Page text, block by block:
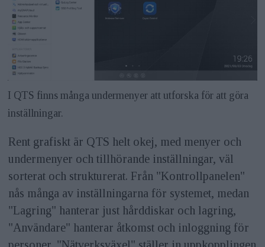
I QTS finns många undermenyer att utforska för att göra
inställningar.
Rent grafiskt är QTS helt okej, med menyer och
undermenyer och tillhörande inställningar, väl
sorterat och strukturerat. Från "Kontrollpanelen"
nås många av inställningarna för systemet, medan
"Lagring" hanterar just hårddiskar och lagring,
"Användare" hanterar åtkomst och inloggning för